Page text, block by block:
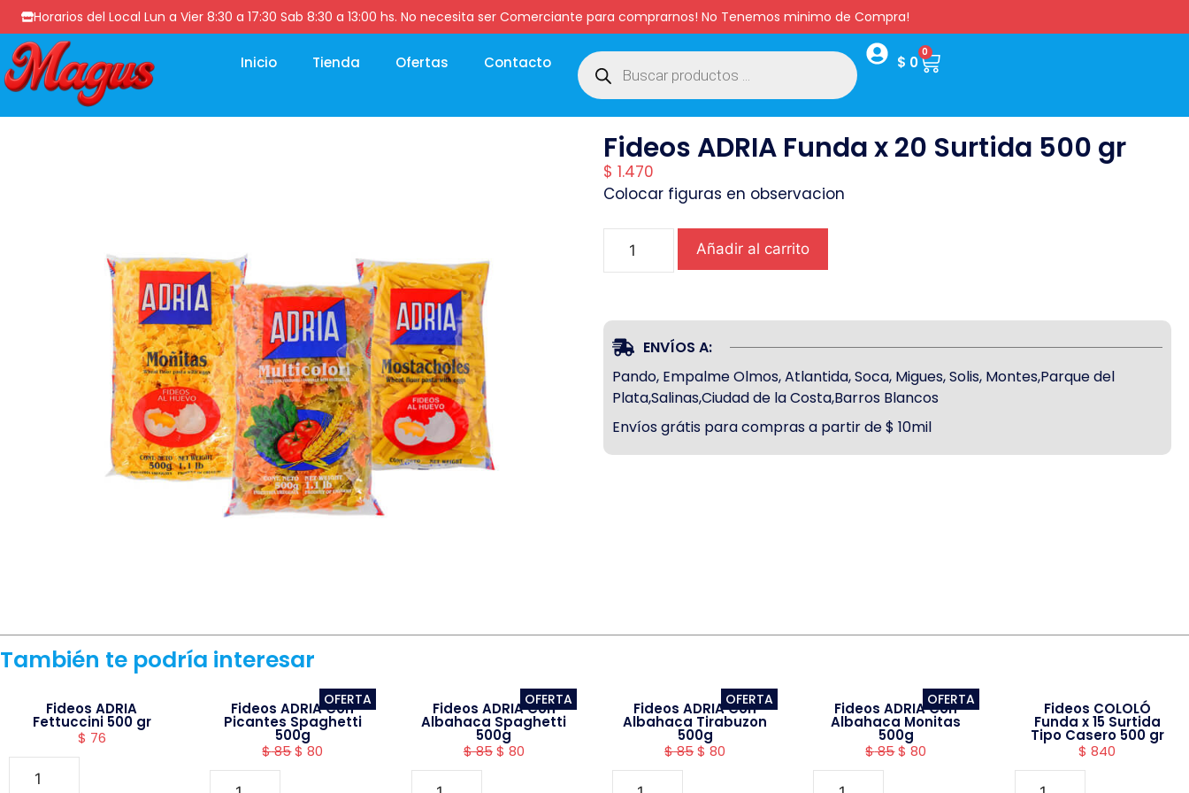
Horarios del Local Lun a Vier 8:30 a 17:30 Sab 8:30 a 13:00 hs. No necesita ser Comerciante para comprarnos! No Tenemos minimo de Compra!
Inicio Tienda Ofertas Contacto $ 0
0
Fideos ADRIA Funda x 20 Surtida 500 gr
$ 1.470
Colocar figuras en observacion
Añadir al carrito
ENVÍOS A:
Pando, Empalme Olmos, Atlantida, Soca, Migues, Solis, Montes,Parque del
Plata,Salinas,Ciudad de la Costa,Barros Blancos
Envíos grátis para compras a partir de $ 10mil
También te podría interesar
Fideos ADRIA
Fettuccini 500 gr
$ 76
OFERTA
Fideos ADRIA Con
Picantes Spaghetti
500g
$85$ 80
OFERTA
Fideos ADRIA Con
Albahaca Spaghetti
500g
$85$ 80
OFERTA
Fideos ADRIA Con
Albahaca Tirabuzon
500g
$85$ 80
OFERTA
Fideos ADRIA Con
Albahaca Monitas
500g
$85$ 80
Fideos COLOLÓ
Funda x 15 Surtida
Tipo Casero 500 gr
$ 840